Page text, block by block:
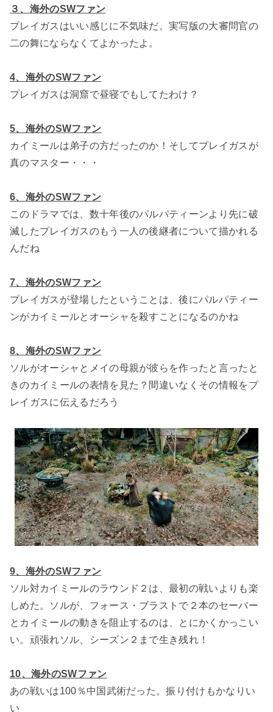
３、海外のSWファン
プレイガスはいい感じに不気味だ。実写版の大審問官の
二の舞にならなくてよかったよ。
4、海外のSWファン
プレイガスは洞窟で昼寝でもしてたわけ？
5、海外のSWファン
カイミールは弟子の方だったのか！そしてプレイガスが
真のマスター・・・
6、海外のSWファン
このドラマでは、数十年後のパルパティーンより先に破
滅したプレイガスのもう一人の後継者について描かれる
んだね
7、海外のSWファン
プレイガスが登場したということは、後にパルパティー
ンがカイミールとオーシャを殺すことになるのかね
8、海外のSWファン
ソルがオーシャとメイの母親が彼らを作ったと言ったと
きのカイミールの表情を見た？間違いなくその情報をプ
レイガスに伝えるだろう
9、海外のSWファン
ソル対カイミールのラウンド２は、最初の戦いよりも楽
しめた。ソルが、フォース・ブラストで２本のセーバー
とカイミールの動きを阻止するのは、とにかくかっこい
い。頑張れソル、シーズン２まで生き残れ！
10、海外のSWファン
あの戦いは100％中国武術だった。振り付けもかなりい
い